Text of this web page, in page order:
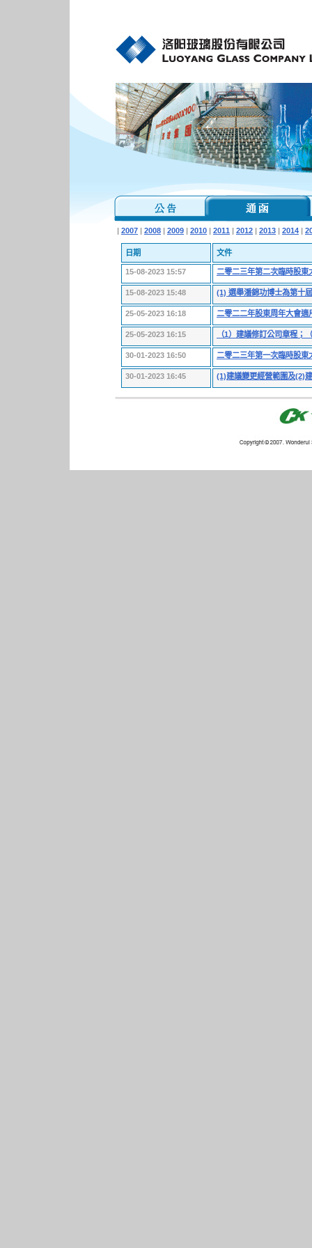
| 2007 | 2008 | 2009 | 2010 | 2011 | 2012 | 2013 | 2014 |
日期 文件
15-08-2023 15:57 二零二三年第二次臨時股東
15-08-2023 15:48 (1) 選舉潘錦功博士為第十
25-05-2023 16:18 二零二二年股東周年大會適
25-05-2023 16:15 （1）建議修訂公司章程；
30-01-2023 16:50 二零二三年第一次臨時股東
30-01-2023 16:45 (1)建議變更經營範圍及(2)